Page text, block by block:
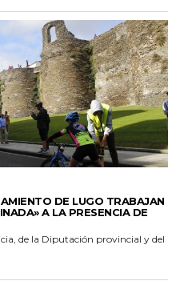
DE LUGO TRABAJAN
A LA PRESENCIA DE
de la Diputación provincial y del